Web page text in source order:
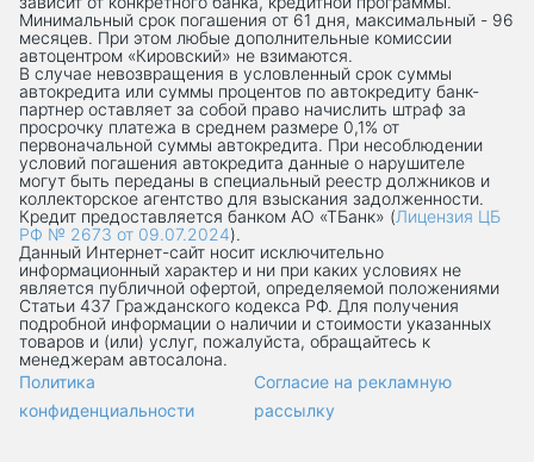
Минимальный срок погашения от 61 дня, максимальный - 96
месяцев. При этом любые дополнительные комиссии
автоцентром «Кировский» не взимаются.
В случае невозвращения в условленный срок суммы
автокредита или суммы процентов по автокредиту банк-
партнер оставляет за собой право начислить штраф за
просрочку платежа в среднем размере 0,1% от
первоначальной суммы автокредита. При несоблюдении
условий погашения автокредита данные о нарушителе
могут быть переданы в специальный реестр должников и
коллекторское агентство для взыскания задолженности.
Кредит предоставляется банком АО «ТБанк» (Лицензия ЦБ
РФ № 2673 от 09.07.2024).
Данный Интернет-сaйт носит исключительно
информационный характер и ни при каких условиях не
является публичной офертой, определяемой положениями
Статьи 437 Гражданского кодекса РФ. Для получения
подробной информации о наличии и стоимости указанных
товаров и (или) услуг, пожалуйста, обращайтесь к
менеджерам автосалона.
Политика
конфиденциальности
Согласие на рекламную
рассылку